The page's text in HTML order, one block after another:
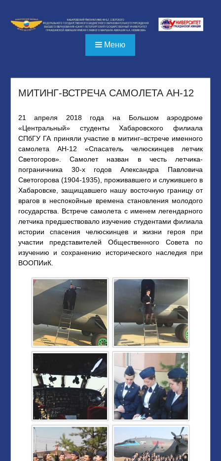
содержимому
Меню
МИТИНГ-ВСТРЕЧА САМОЛЕТА АН-12
21 апреля 2018 года на Большом аэродроме
«Центральный» студенты Хабаровского филиала
СПбГУ ГА приняли участие в митинг–встрече именного
самолета АН-12 «Спасатель челюскинцев летчик
Светогоров». Самолет назван в честь летчика-
пограничника 30-х годов Александра Павловича
Светогорова (1904-1935), проживавшего и служившего в
Хабаровске, защищавшего нашу восточную границу от
врагов в неспокойные времена становления молодого
государства. Встрече самолета с именем легендарного
летчика предшествовало изучение студентами филиала
истории спасения челюскинцев и жизни героя при
участии представителей Общественного Совета по
изучению и сохранению исторического наследия при
ВООПИиК.